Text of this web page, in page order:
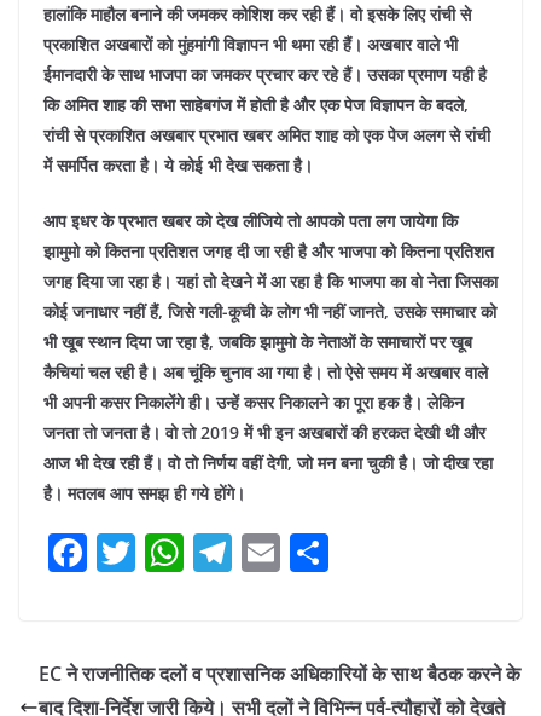
हालांकि माहौल बनाने की जमकर कोशिश कर रही हैं। वो इसके लिए रांची से
प्रकाशित अखबारों को मुंहमांगी विज्ञापन भी थमा रही हैं। अखबार वाले भी
ईमानदारी के साथ भाजपा का जमकर प्रचार कर रहे हैं। उसका प्रमाण यही है
कि अमित शाह की सभा साहेबगंज में होती है और एक पेज विज्ञापन के बदले,
रांची से प्रकाशित अखबार प्रभात खबर अमित शाह को एक पेज अलग से रांची
में समर्पित करता है। ये कोई भी देख सकता है।
आप इधर के प्रभात खबर को देख लीजिये तो आपको पता लग जायेगा कि
झामुमो को कितना प्रतिशत जगह दी जा रही है और भाजपा को कितना प्रतिशत
जगह दिया जा रहा है। यहां तो देखने में आ रहा है कि भाजपा का वो नेता जिसका
कोई जनाधार नहीं हैं, जिसे गली-कूची के लोग भी नहीं जानते, उसके समाचार को
भी खूब स्थान दिया जा रहा है, जबकि झामुमो के नेताओं के समाचारों पर खूब
कैचियां चल रही है। अब चूंकि चुनाव आ गया है। तो ऐसे समय में अखबार वाले
भी अपनी कसर निकालेंगे ही। उन्हें कसर निकालने का पूरा हक है। लेकिन
जनता तो जनता है। वो तो 2019 में भी इन अखबारों की हरकत देखी थी और
आज भी देख रही हैं। वो तो निर्णय वहीं देगी, जो मन बना चुकी है। जो दीख रहा
है। मतलब आप समझ ही गये होंगे।
F
e
T
er
W
s
T
gr
E
l e
EC ने राजनीतिक दलों व प्रशासनिक अधिकारियों के साथ बैठक करने के
बाद दिशा-निर्देश जारी किये। सभी दलों ने विभिन्न पर्व-त्यौहारों को देखते